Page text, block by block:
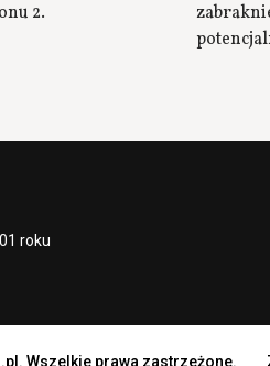
2.
roku
Wszelkie prawa zastrzeżone.